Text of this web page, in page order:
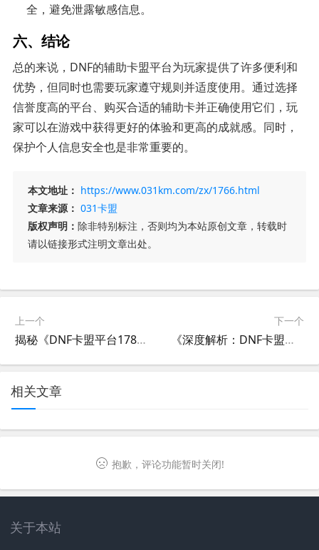
全，避免泄露敏感信息。
六、结论
总的来说，DNF的辅助卡盟平台为玩家提供了许多便利和
优势，但同时也需要玩家遵守规则并适度使用。通过选择
信誉度高的平台、购买合适的辅助卡并正确使用它们，玩
家可以在游戏中获得更好的体验和更高的成就感。同时，
保护个人信息安全也是非常重要的。
本文地址： https://www.031km.com/zx/1766.html
文章来源： 031卡盟
版权声明： 除非特别标注，否则均为本站原创文章，转载时
请以链接形式注明文章出处。
上一个
揭秘《DNF卡盟平台178卡盟》：游戏充值新选择-深度解析DNF玩家为何偏爱178卡盟平台充值服务
下一个
《深度解析：DNF卡盟哪个最好用？》-《如何选择最适合你的DNF卡盟辅助？》
相关文章
抱歉，评论功能暂时关闭!
关于本站